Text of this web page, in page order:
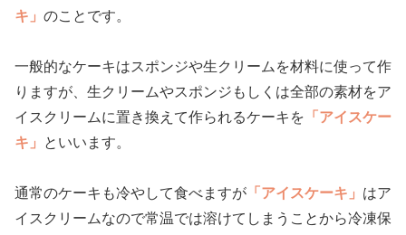
キ」 のことです。
一般的なケーキはスポンジや生クリームを材料に使って作
りますが、生クリームやスポンジもしくは全部の素材をア
イスクリームに置き換えて作られるケーキを 「アイスケー
キ」
といいます。
通常のケーキも冷やして食べますが 「アイスケーキ」 はア
イスクリームなので常温では溶けてしまうことから冷凍保